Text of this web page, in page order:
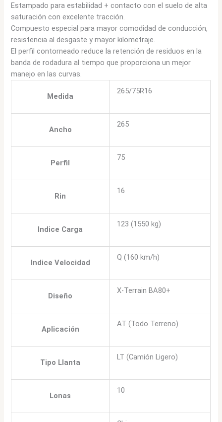
Estampado para estabilidad + contacto con el suelo de alta
saturación con excelente tracción.
Compuesto especial para mayor comodidad de conducción,
resistencia al desgaste y mayor kilometraje.
El perfil contorneado reduce la retención de residuos en la
banda de rodadura al tiempo que proporciona un mejor
manejo en las curvas.
Medida
265/75R16
Ancho
265
Perfil
75
Rin
16
Indice Carga
123 (1550 kg)
Indice Velocidad
Q (160 km/h)
Diseño
X-Terrain BA80+
Aplicación
AT (Todo Terreno)
Tipo Llanta
LT (Camión Ligero)
Lonas
10